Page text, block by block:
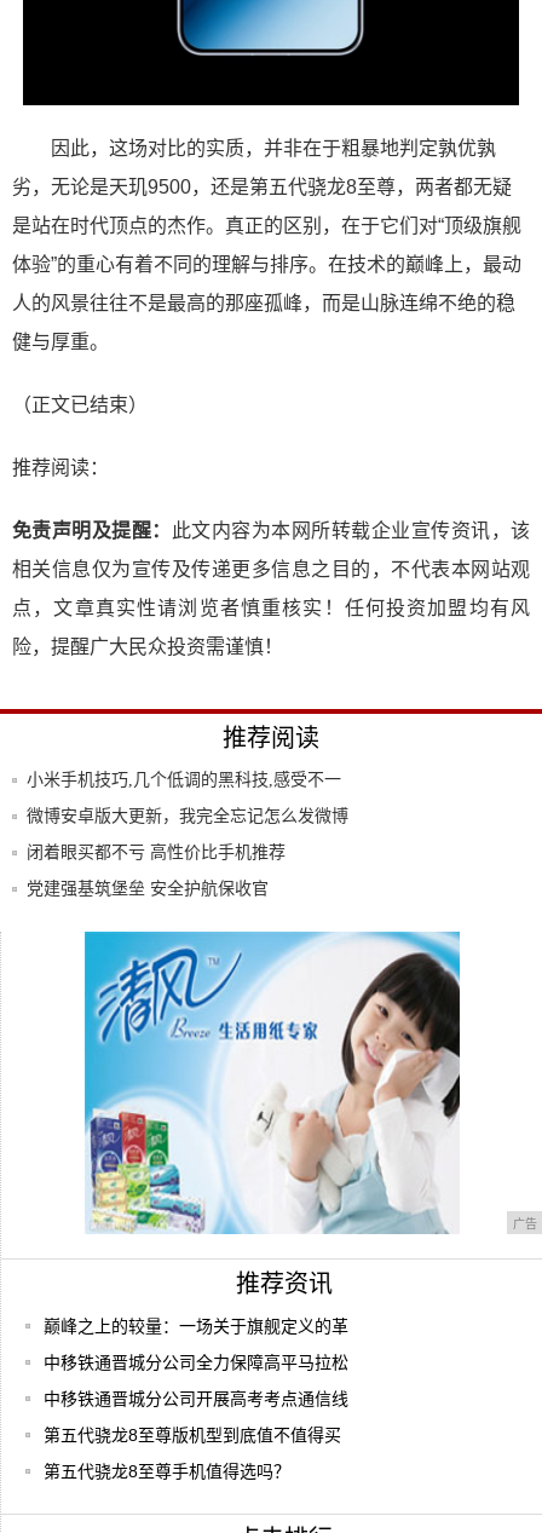
因此，这场对比的实质，并非在于粗暴地判定孰优孰
劣，无论是天玑9500，还是第五代骁龙8至尊，两者都无疑
是站在时代顶点的杰作。真正的区别，在于它们对“顶级旗舰
体验”的重心有着不同的理解与排序。在技术的巅峰上，最动
人的风景往往不是最高的那座孤峰，而是山脉连绵不绝的稳
健与厚重。
（正文已结束）
推荐阅读：
免责声明及提醒：
此文内容为本网所转载企业宣传资讯，该
相关信息仅为宣传及传递更多信息之目的，不代表本网站观
点，文章真实性请浏览者慎重核实！任何投资加盟均有风
险，提醒广大民众投资需谨慎！
推荐阅读
小米手机技巧,几个低调的黑科技,感受不一
样的
微博安卓版大更新，我完全忘记怎么发微博
了!
闭着眼买都不亏 高性价比手机推荐
党建强基筑堡垒 安全护航保收官
想要经济实用的手机，看上去又显得高端，
广告
推荐资讯
巅峰之上的较量：一场关于旗舰定义的革
中移铁通晋城分公司全力保障高平马拉松
中移铁通晋城分公司开展高考考点通信线
第五代骁龙8至尊版机型到底值不值得买
第五代骁龙8至尊手机值得选吗？